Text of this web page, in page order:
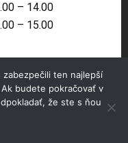
– 14.00
– 15.00
mesta, n.o.,
zabezpečili ten najlepší
budete pokračovať v
že ste s ňou